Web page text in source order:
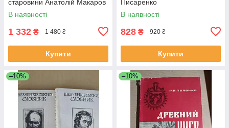
старовини Анатолій Макаров
В наявності
1 332 ₴ 1 480 ₴
Купити
Писаренко
В наявності
828 ₴ 920 ₴
Купити
–10% –10%